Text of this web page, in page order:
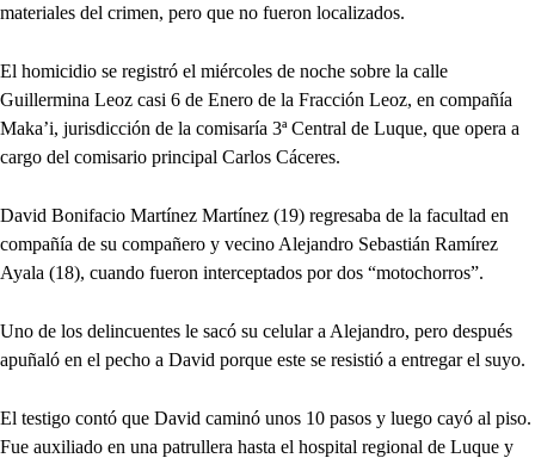
materiales del crimen, pero que no fueron localizados.
El homicidio se registró el miércoles de noche sobre la calle
Guillermina Leoz casi 6 de Enero de la Fracción Leoz, en compañía
Maka’i, jurisdicción de la comisaría 3ª Central de Luque, que opera a
cargo del comisario principal Carlos Cáceres.
David Bonifacio Martínez Martínez (19) regresaba de la facultad en
compañía de su compañero y vecino Alejandro Sebastián Ramírez
Ayala (18), cuando fueron interceptados por dos “motochorros”.
Uno de los delincuentes le sacó su celular a Alejandro, pero después
apuñaló en el pecho a David porque este se resistió a entregar el suyo.
El testigo contó que David caminó unos 10 pasos y luego cayó al piso.
Fue auxiliado en una patrullera hasta el hospital regional de Luque y